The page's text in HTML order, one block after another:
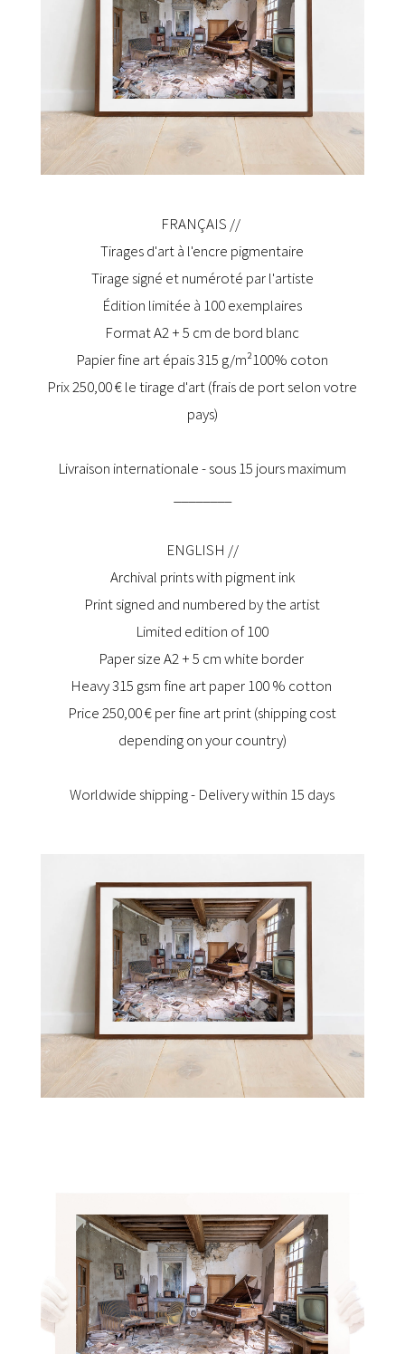
FRANÇAIS //
Tirages d'art à l'encre pigmentaire
Tirage signé et numéroté par l'artiste
Édition limitée à 100 exemplaires
Format A2 + 5 cm de bord blanc
Papier fine art épais 315 g/m²100% coton
Prix 250,00 € le tirage d'art (frais de port selon votre
pays)
Livraison internationale - sous 15 jours maximum
ENGLISH //
Archival prints with pigment ink
Print signed and numbered by the artist
Limited edition of 100
Paper size A2 + 5 cm white border
Heavy 315 gsm fine art paper 100 % cotton
Price 250,00 € per fine art print (shipping cost
depending on your country)
Worldwide shipping - Delivery within 15 days